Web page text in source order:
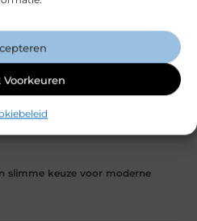
Voorkeuren
zorg voor een snel en duurzaam
zorg voor herstel en
slimme keuze voor moderne